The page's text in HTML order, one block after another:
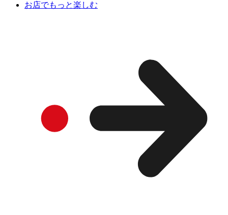
お店でもっと楽しむ